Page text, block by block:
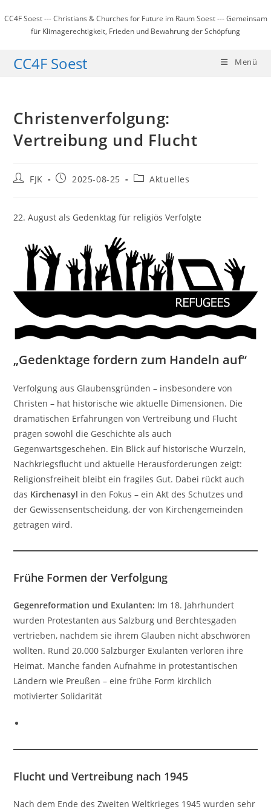
Inhalt
springen
CC4F Soest --- Christians & Churches for Future im Raum Soest --- Gemeinsam
für Klimagerechtigkeit, Frieden und Bewahrung der Schöpfung
CC4F Soest Menü
Christenverfolgung:
Vertreibung und Flucht
Beitrags-
FJK
Beitrag2025-08-25
Beitrags-
Aktuelles
22. August als Gedenktag für religiös Verfolgte
„Gedenktage fordern zum Handeln auf“
Verfolgung aus Glaubensgründen – insbesondere von
Christen – hat historische wie aktuelle Dimensionen. Die
dramatischen Erfahrungen von Vertreibung und Flucht
prägen sowohl die Geschichte als auch
Gegenwartsgeschehen. Ein Blick auf historische Wurzeln,
Nachkriegsflucht und aktuelle Herausforderungen zeigt:
Religionsfreiheit bleibt ein fragiles Gut. Dabei rückt auch
das Kirchenasyl in den Fokus – ein Akt des Schutzes und
der Gewissensentscheidung, der von Kirchengemeinden
getragen wird.
Frühe Formen der Verfolgung
Gegenreformation und Exulanten: Im 18. Jahrhundert
wurden Protestanten aus Salzburg und Berchtesgaden
vertrieben, nachdem sie ihrem Glauben nicht abschwören
wollten. Rund 20.000 Salzburger Exulanten verloren ihre
Heimat. Manche fanden Aufnahme in protestantischen
Ländern wie Preußen – eine frühe Form kirchlich
motivierter Solidarität
Flucht und Vertreibung nach 1945
Nach dem Ende des Zweiten Weltkrieges 1945 wurden sehr